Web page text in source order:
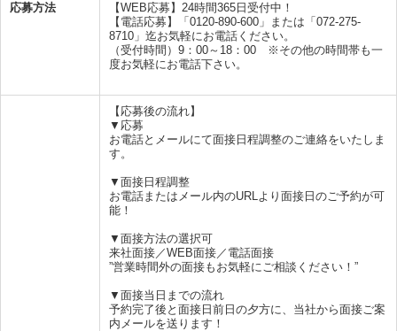
応募方法
【WEB応募】24時間365日受付中！
【電話応募】「0120-890-600」または「072-275-
8710」迄お気軽にお電話ください。
（受付時間）9：00～18：00 ※その他の時間帯も一
度お気軽にお電話下さい。
【応募後の流れ】
▼応募
お電話とメールにて面接日程調整のご連絡をいたしま
す。
▼面接日程調整
お電話またはメール内のURLより面接日のご予約が可
能！
▼面接方法の選択可
来社面接／WEB面接／電話面接
”営業時間外の面接もお気軽にご相談ください！”
▼面接当日までの流れ
予約完了後と面接日前日の夕方に、当社から面接ご案
内メールを送ります！